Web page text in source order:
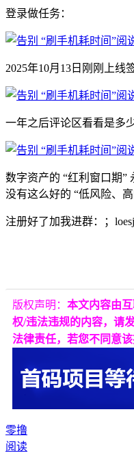
登录做任务：
2025年10月13日刚刚上线
一年之后评论区看看是多
数字资产的 “红利窗口期”
没有这么好的 “低风险、高
注册好了加我进群：；
版权声明： 本文内容由
权/违法违规的内容，请
法律责任，若您不同意
零撸
阅读